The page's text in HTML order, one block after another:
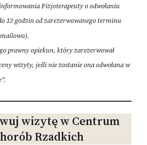
Fizjoterapeuty o odwołaniu
12 godzin od zarezerwowanego terminu
prawny opiekun, który zarezerwował
wizyty, jeśli nie zostanie ona odwołana w
wizytę w Centrum
Rzadkich